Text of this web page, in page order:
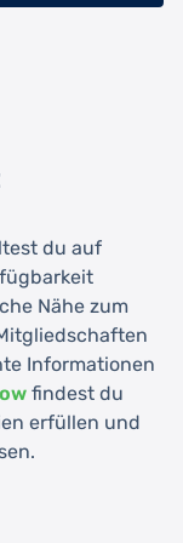
du auf
Nähe zum
Informationen
findest du
erfüllen und